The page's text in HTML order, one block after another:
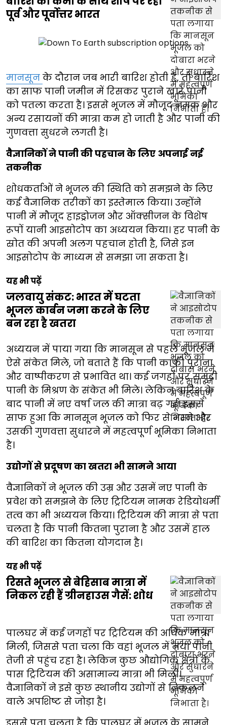
पूर्व और पूर्वोत्तर भारत
मानसून के दौरान जब भारी बारिश होती है, तो बारिश
का साफ पानी जमीन में रिसकर पुराने खारे पानी
को पतला करता है। इससे भूजल में मौजूद नमक और
अन्य रसायनों की मात्रा कम हो जाती है और पानी की
गुणवत्ता सुधरने लगती है।
वैज्ञानिकों ने पानी की पहचान के लिए अपनाई नई
तकनीक
शोधकर्ताओं ने भूजल की स्थिति को समझने के लिए
कई वैज्ञानिक तरीकों का इस्तेमाल किया। उन्होंने
पानी में मौजूद हाइड्रोजन और ऑक्सीजन के विशेष
रूपों यानी आइसोटोप का अध्ययन किया। हर पानी के
स्रोत की अपनी अलग पहचान होती है, जिसे इन
आइसोटोप के माध्यम से समझा जा सकता है।
यह भी पढ़ें
जलवायु संकट: भारत में घटता
भूजल कार्बन जमा करने के लिए
बन रहा है खतरा
अध्ययन में पाया गया कि मानसून से पहले भूजल में
ऐसे संकेत मिले, जो बताते हैं कि पानी काफी पुराना
और वाष्पीकरण से प्रभावित था। कई जगहों पर समुद्री
पानी के मिश्रण के संकेत भी मिले। लेकिन बारिश के
बाद पानी में नए वर्षा जल की मात्रा बढ़ गई। इससे
साफ हुआ कि मानसून भूजल को फिर से भरने और
उसकी गुणवत्ता सुधारने में महत्वपूर्ण भूमिका निभाता
है।
उद्योगों से प्रदूषण का खतरा भी सामने आया
वैज्ञानिकों ने भूजल की उम्र और उसमें नए पानी के
प्रवेश को समझने के लिए ट्रिटियम नामक रेडियोधर्मी
तत्व का भी अध्ययन किया। ट्रिटियम की मात्रा से पता
चलता है कि पानी कितना पुराना है और उसमें हाल
की बारिश का कितना योगदान है।
यह भी पढ़ें
रिसते भूजल से बेहिसाब मात्रा में
निकल रही हैं ग्रीनहाउस गैसें: शोध
पालघर में कई जगहों पर ट्रिटियम की अधिक मात्रा
मिली, जिससे पता चला कि वहां भूजल में नया पानी
तेजी से पहुंच रहा है। लेकिन कुछ औद्योगिक क्षेत्रों के
पास ट्रिटियम की असामान्य मात्रा भी मिली।
वैज्ञानिकों ने इसे कुछ स्थानीय उद्योगों से निकलने
वाले अपशिष्ट से जोड़ा है।